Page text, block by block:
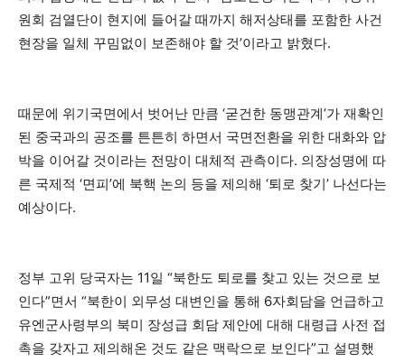
원회 검열단이 현지에 들어갈 때까지 해저상태를 포함한 사건
현장을 일체 꾸밈없이 보존해야 할 것’이라고 밝혔다.
때문에 위기국면에서 벗어난 만큼 ‘굳건한 동맹관계’가 재확인
된 중국과의 공조를 튼튼히 하면서 국면전환을 위한 대화와 압
박을 이어갈 것이라는 전망이 대체적 관측이다. 의장성명에 따
른 국제적 ‘면피’에 북핵 논의 등을 제의해 ‘퇴로 찾기’ 나선다는
예상이다.
정부 고위 당국자는 11일 “북한도 퇴로를 찾고 있는 것으로 보
인다”면서 “북한이 외무성 대변인을 통해 6자회담을 언급하고
유엔군사령부의 북미 장성급 회담 제안에 대해 대령급 사전 접
촉을 갖자고 제의해온 것도 같은 맥락으로 보인다”고 설명했